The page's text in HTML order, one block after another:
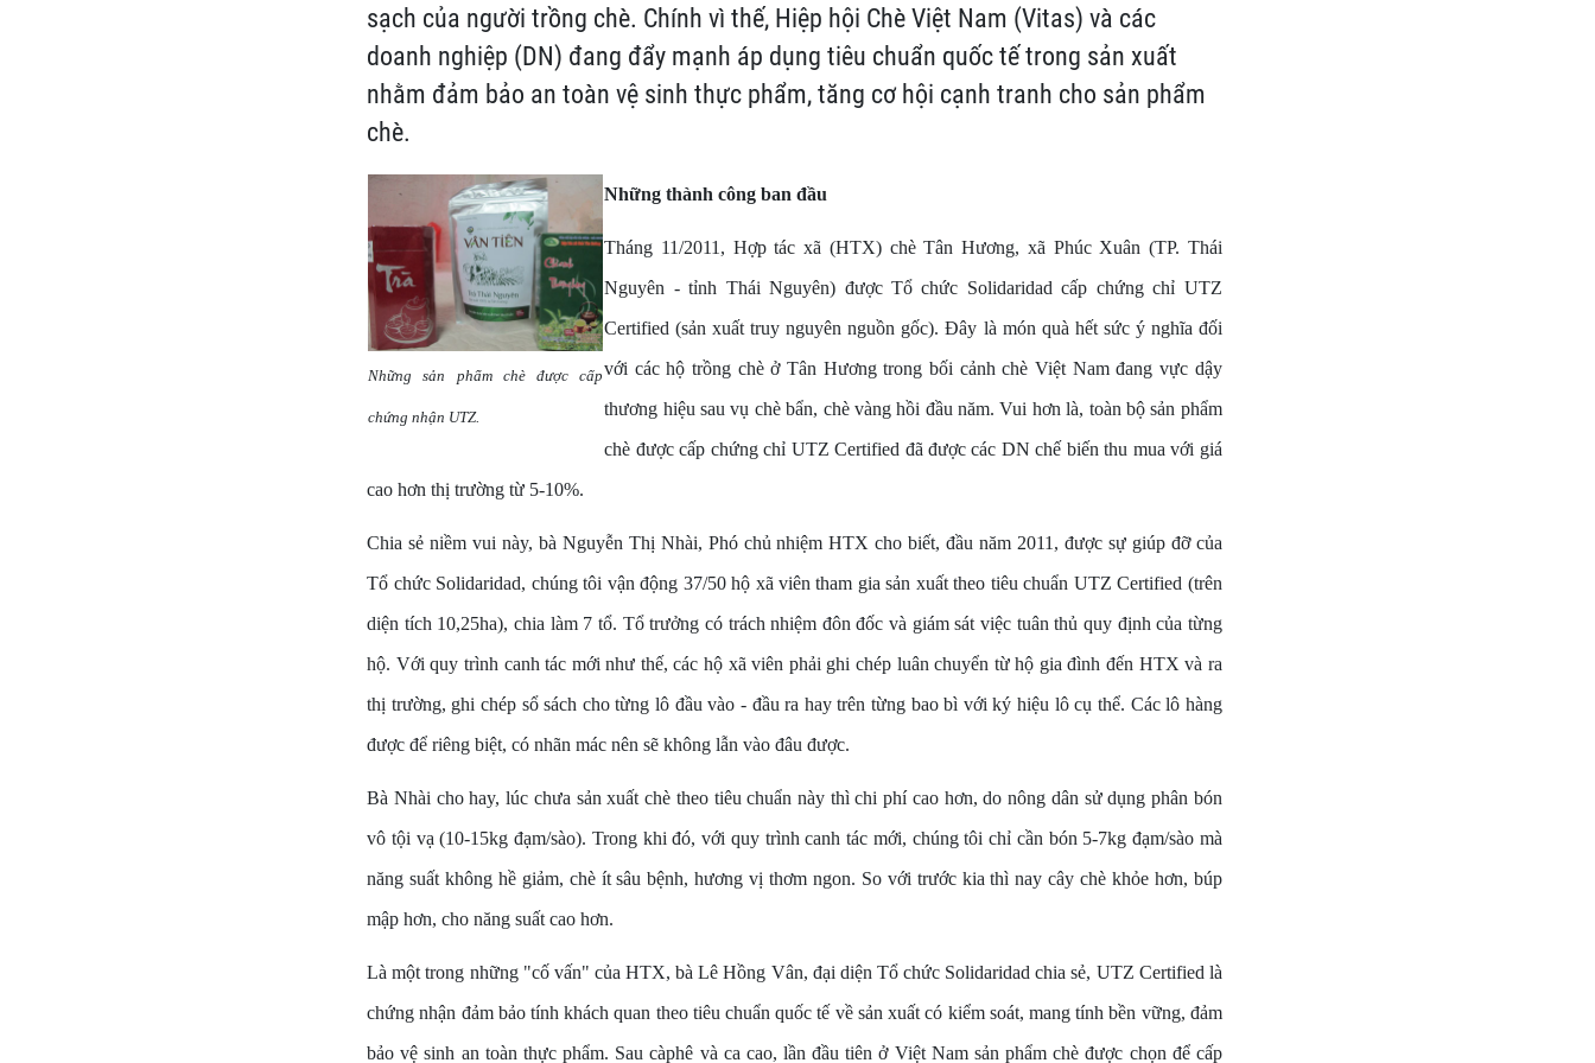
sạch của người trồng chè. Chính vì thế, Hiệp hội Chè Việt Nam (Vitas) và các
doanh nghiệp (DN) đang đẩy mạnh áp dụng tiêu chuẩn quốc tế trong sản xuất
nhằm đảm bảo an toàn vệ sinh thực phẩm, tăng cơ hội cạnh tranh cho sản phẩm
chè.
Những sản phẩm chè được cấp
chứng nhận UTZ.
Những thành công ban đầu
Tháng 11/2011, Hợp tác xã (HTX) chè Tân Hương, xã Phúc Xuân (TP. Thái
Nguyên - tỉnh Thái Nguyên) được Tổ chức Solidaridad cấp chứng chỉ UTZ
Certified (sản xuất truy nguyên nguồn gốc). Đây là món quà hết sức ý nghĩa đối
với các hộ trồng chè ở Tân Hương trong bối cảnh chè Việt Nam đang vực dậy
thương hiệu sau vụ chè bẩn, chè vàng hồi đầu năm. Vui hơn là, toàn bộ sản phẩm
chè được cấp chứng chỉ UTZ Certified đã được các DN chế biến thu mua với giá
cao hơn thị trường từ 5-10%.
Chia sẻ niềm vui này, bà Nguyễn Thị Nhài, Phó chủ nhiệm HTX cho biết, đầu năm 2011, được sự giúp đỡ của
Tổ chức Solidaridad, chúng tôi vận động 37/50 hộ xã viên tham gia sản xuất theo tiêu chuẩn UTZ Certified (trên
diện tích 10,25ha), chia làm 7 tổ. Tổ trưởng có trách nhiệm đôn đốc và giám sát việc tuân thủ quy định của từng
hộ. Với quy trình canh tác mới như thế, các hộ xã viên phải ghi chép luân chuyển từ hộ gia đình đến HTX và ra
thị trường, ghi chép sổ sách cho từng lô đầu vào - đầu ra hay trên từng bao bì với ký hiệu lô cụ thể. Các lô hàng
được để riêng biệt, có nhãn mác nên sẽ không lẫn vào đâu được.
Bà Nhài cho hay, lúc chưa sản xuất chè theo tiêu chuẩn này thì chi phí cao hơn, do nông dân sử dụng phân bón
vô tội vạ (10-15kg đạm/sào). Trong khi đó, với quy trình canh tác mới, chúng tôi chỉ cần bón 5-7kg đạm/sào mà
năng suất không hề giảm, chè ít sâu bệnh, hương vị thơm ngon. So với trước kia thì nay cây chè khỏe hơn, búp
mập hơn, cho năng suất cao hơn.
Là một trong những "cố vấn" của HTX, bà Lê Hồng Vân, đại diện Tổ chức Solidaridad chia sẻ, UTZ Certified là
chứng nhận đảm bảo tính khách quan theo tiêu chuẩn quốc tế về sản xuất có kiểm soát, mang tính bền vững, đảm
bảo vệ sinh an toàn thực phẩm. Sau càphê và ca cao, lần đầu tiên ở Việt Nam sản phẩm chè được chọn để cấp